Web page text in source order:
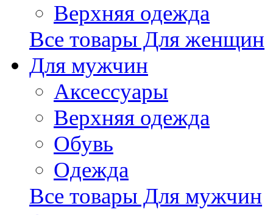
Верхняя одежда
Все товары Для женщин
Для мужчин
Аксессуары
Верхняя одежда
Обувь
Одежда
Все товары Для мужчин